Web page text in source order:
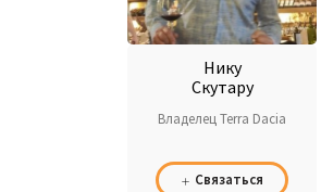
Нику
Скутару
Владелец Terra Dacia
Связаться